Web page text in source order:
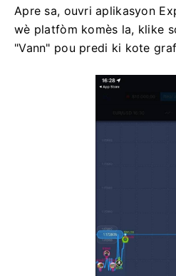
Apre sa, ouvri aplikasyon
wè platfòm komès la, klike
"Vann" pou predi ki kote